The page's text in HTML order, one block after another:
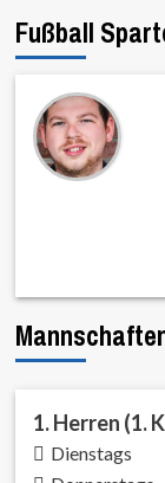
Fußball
1. Herren (1.
Dienstags